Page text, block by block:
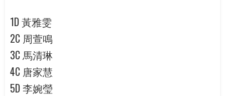
1D 黃雅雯
2C 周萱鳴
3C 馬清琳
4C 唐家慧
5D 李婉瑩